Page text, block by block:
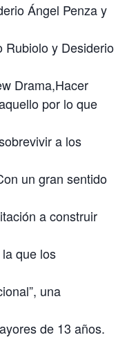
Ángel Penza y
Rubiolo y Desiderio
Drama,Hacer
por lo que
a los
un gran sentido
a construir
que los
una
de 13 años.